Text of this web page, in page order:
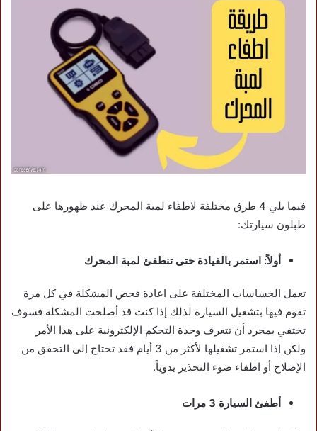
فيما يلي 4 طرق مختلفة لاطفاء لمبة المحرك عند ظهورها على
طبلون سيارتك:
أولاً: استمر بالقيادة حتى تنطفئ لمبة المحرك
تعمل الحساسات المختلفة على اعادة فحص المشكلة في كل مرة
تقوم فيها بتشغيل السيارة لذلك إذا كنت قد أصلحت المشكلة فسوف
تختفي بمجرد أن تتعرف وحدة التحكم الإلكترونية على هذا الأمر
ولكن إذا استمر تشغيلها لأكثر من 3 أيام فقد تحتاج إلى التحقق من
الإصلاح أو اطفاء ضوء التحذير يدوياً.
أطفئ السيارة 3 مرات